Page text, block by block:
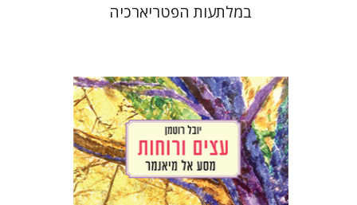
במלתעות הפטריארכיה
יובל רוטמן